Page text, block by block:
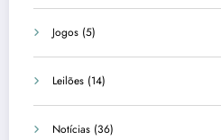
Jogos (5)
Leilões (14)
Notícias (36)